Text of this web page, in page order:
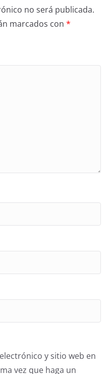
no será publicada.
marcados con *
y sitio web en
vez que haga un